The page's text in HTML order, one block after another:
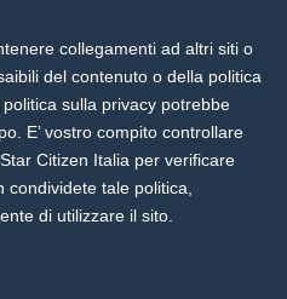
collegamenti ad altri siti o
del contenuto o della politica
sulla privacy potrebbe
E’ vostro compito controllare
Citizen Italia per verificare
tale politica,
di utilizzare il sito.